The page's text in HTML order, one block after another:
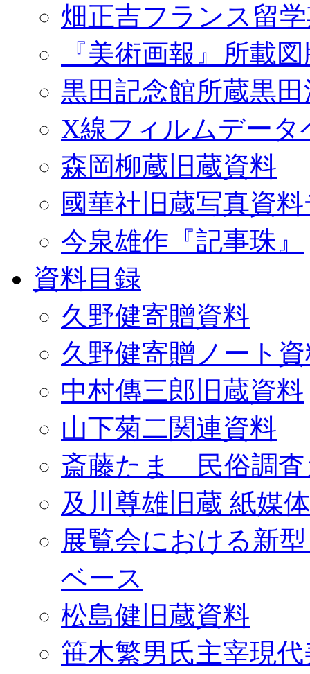
畑正吉フランス留
『美術画報』所載
黒田記念館所蔵黒
X線フィルムデータ
森岡柳蔵旧蔵資料
國華社旧蔵写真資
今泉雄作『記事珠』
資料目録
久野健寄贈資料
久野健寄贈ノート
中村傳三郎旧蔵資料
山下菊二関連資料
斎藤たま 民俗調査
及川尊雄旧蔵 紙媒
展覧会における新
ベース
松島健旧蔵資料
笹木繁男氏主宰現